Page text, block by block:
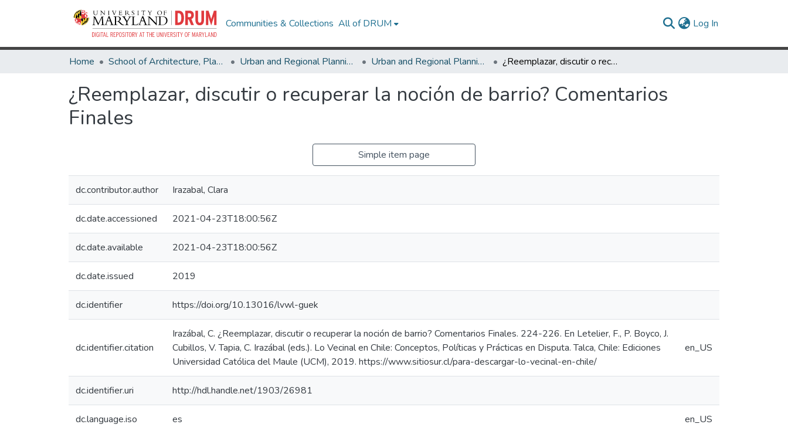
Communities & Collections All of DRUM Log In
Home School of Architecture, Planning & Preservation Urban and Regional Planning and Design Urban and Regional Planning and Design Research Works ¿Reemplazar, discutir o recuperar la noción de barrio? Comentarios Finales
¿Reemplazar, discutir o recuperar la noción de barrio? Comentarios
Finales
Simple item page
dc.contributor.author Irazabal, Clara
dc.date.accessioned 2021-04-23T18:00:56Z
dc.date.available 2021-04-23T18:00:56Z
dc.date.issued 2019
dc.identifier https://doi.org/10.13016/lvwl-guek
dc.identifier.citation
Irazábal, C. ¿Reemplazar, discutir o recuperar la noción de barrio? Comentarios Finales. 224-226. En Letelier, F., P. Boyco, J.
Cubillos, V. Tapia, C. Irazábal (eds.). Lo Vecinal en Chile: Conceptos, Políticas y Prácticas en Disputa. Talca, Chile: Ediciones
Universidad Católica del Maule (UCM), 2019. https://www.sitiosur.cl/para-descargar-lo-vecinal-en-chile/
en_US
dc.identifier.uri http://hdl.handle.net/1903/26981
dc.language.iso es en_US